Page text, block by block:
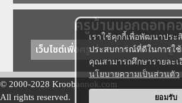
เราใช้คุกกี้เพื่อพัฒนาประ
ประสบการณ์ที่ดีในการใ
คุณสามารถศึกษารายละเ
นโยบายความเป็นส่วนตัว
ยอมรับ
ครูบ้านนอกดอทค
เว็บไซต์เพื่อครู ข่าวการศึกษา ความรู้
© 2000-2028 Kroobannok.com
All rights reserved.